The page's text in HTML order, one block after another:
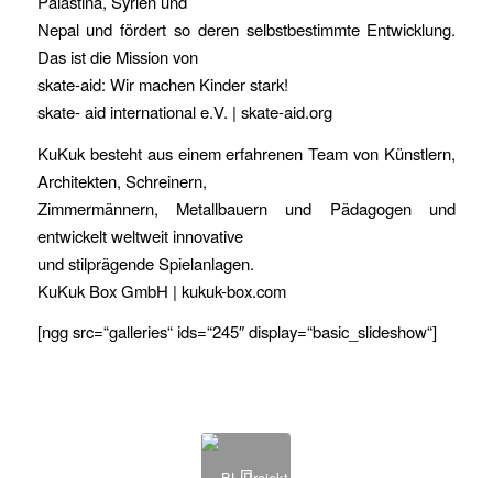
Nepal und fördert so deren selbstbestimmte Entwicklung.
Das ist die Mission von
skate-aid: Wir machen Kinder stark!
skate- aid international e.V. | skate-aid.org
KuKuk besteht aus einem erfahrenen Team von Künstlern,
Architekten, Schreinern,
Zimmermännern, Metallbauern und Pädagogen und
entwickelt weltweit innovative
und stilprägende Spielanlagen.
KuKuk Box GmbH | kukuk-box.com
[ngg src=“galleries“ ids=“245″ display=“basic_slideshow“]